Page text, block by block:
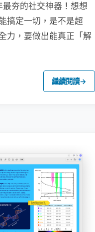
夯的社交神器！想想
搞定一切，是不是超
力，要做出能真正「解
繼續閱讀→